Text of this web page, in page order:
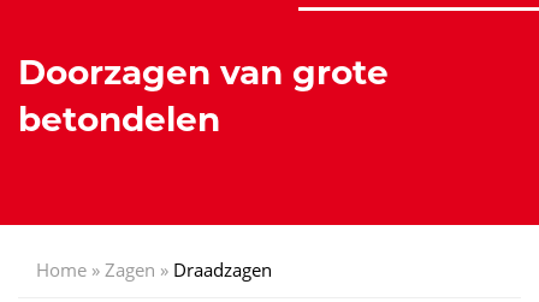
Doorzagen van grote
betondelen
Home » Zagen » Draadzagen